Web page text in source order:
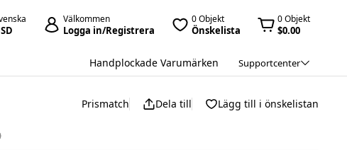
Välkommen
Logga in/Registrera
0 Objekt
Önskelista
0 Objekt
$0.00
Handplockade Varumärken Supportcenter
Prismatch Dela till Lägg till i önskelistan